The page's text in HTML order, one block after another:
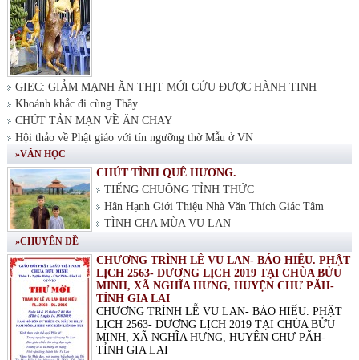
GIEC: GIẢM MẠNH ĂN THỊT MỚI CỨU ĐƯỢC HÀNH TINH
Khoảnh khắc đi cùng Thầy
CHÚT TẢN MẠN VỀ ĂN CHAY
Hội thảo về Phật giáo với tín ngưỡng thờ Mẫu ở VN
»VĂN HỌC
CHÚT TÌNH QUÊ HƯƠNG.
TIẾNG CHUÔNG TỈNH THỨC
Hân Hạnh Giới Thiệu Nhà Văn Thích Giác Tâm
TÌNH CHA MÙA VU LAN
»CHUYÊN ĐỀ
CHƯƠNG TRÌNH LỄ VU LAN- BÁO HIẾU. PHẬT
LỊCH 2563- DƯƠNG LỊCH 2019 TẠI CHÙA BỬU
MINH, XÃ NGHĨA HƯNG, HUYỆN CHƯ PĂH-
TỈNH GIA LAI
CHƯƠNG TRÌNH LỄ VU LAN- BÁO HIẾU. PHẬT
LỊCH 2563- DƯƠNG LỊCH 2019 TẠI CHÙA BỬU
MINH, XÃ NGHĨA HƯNG, HUYỆN CHƯ PĂH-
TỈNH GIA LAI